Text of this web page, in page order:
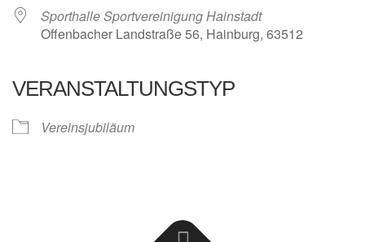
Sporthalle Sportvereinigung Hainstadt
Offenbacher Landstraße 56, Hainburg, 63512
VERANSTALTUNGSTYP
Vereinsjubiläum